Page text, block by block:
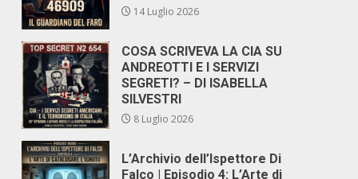
14 Luglio 2026
COSA SCRIVEVA LA CIA SU
ANDREOTTI E I SERVIZI
SEGRETI? – DI ISABELLA
SILVESTRI
8 Luglio 2026
L’Archivio dell’Ispettore Di
Falco | Episodio 4: L’Arte di